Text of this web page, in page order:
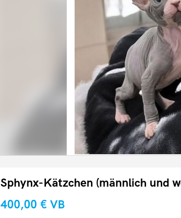
Sphynx-Kätzchen (männlich und
400,00 € VB